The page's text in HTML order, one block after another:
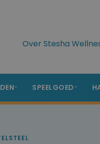
Over Stesha
SPEELGOED